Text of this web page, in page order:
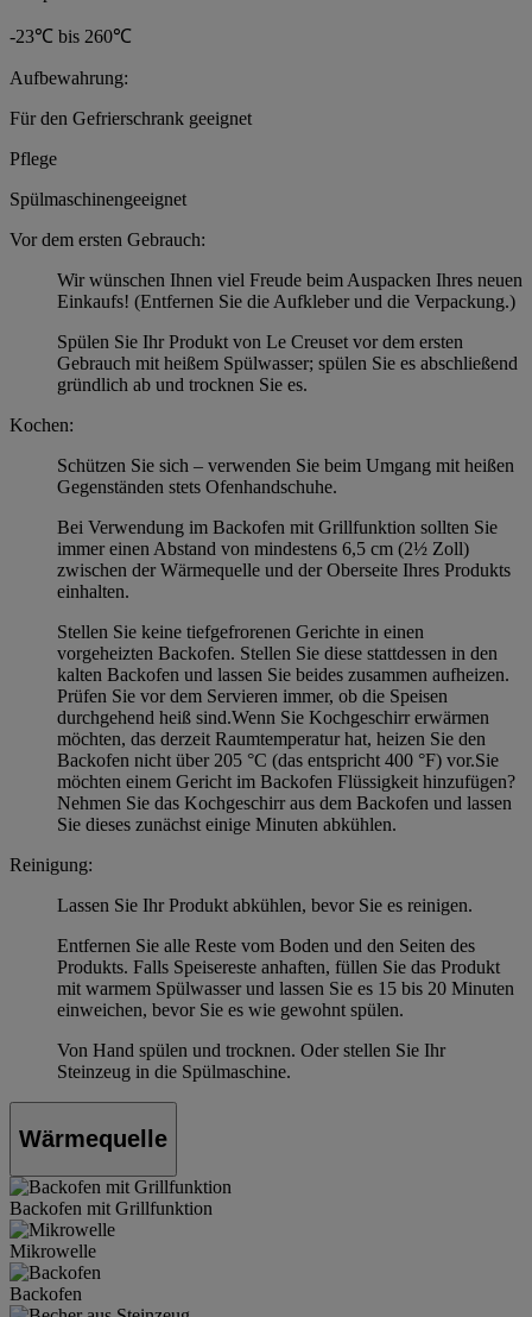
-23℃ bis 260℃
Aufbewahrung:
Für den Gefrierschrank geeignet
Pflege
Spülmaschinengeeignet
Vor dem ersten Gebrauch:
Wir wünschen Ihnen viel Freude beim Auspacken Ihres neuen
Einkaufs! (Entfernen Sie die Aufkleber und die Verpackung.)
Spülen Sie Ihr Produkt von Le Creuset vor dem ersten
Gebrauch mit heißem Spülwasser; spülen Sie es abschließend
gründlich ab und trocknen Sie es.
Kochen:
Schützen Sie sich – verwenden Sie beim Umgang mit heißen
Gegenständen stets Ofenhandschuhe.
Bei Verwendung im Backofen mit Grillfunktion sollten Sie
immer einen Abstand von mindestens 6,5 cm (2½ Zoll)
zwischen der Wärmequelle und der Oberseite Ihres Produkts
einhalten.
Stellen Sie keine tiefgefrorenen Gerichte in einen
vorgeheizten Backofen. Stellen Sie diese stattdessen in den
kalten Backofen und lassen Sie beides zusammen aufheizen.
Prüfen Sie vor dem Servieren immer, ob die Speisen
durchgehend heiß sind.Wenn Sie Kochgeschirr erwärmen
möchten, das derzeit Raumtemperatur hat, heizen Sie den
Backofen nicht über 205 °C (das entspricht 400 °F) vor.Sie
möchten einem Gericht im Backofen Flüssigkeit hinzufügen?
Nehmen Sie das Kochgeschirr aus dem Backofen und lassen
Sie dieses zunächst einige Minuten abkühlen.
Reinigung:
Lassen Sie Ihr Produkt abkühlen, bevor Sie es reinigen.
Entfernen Sie alle Reste vom Boden und den Seiten des
Produkts. Falls Speisereste anhaften, füllen Sie das Produkt
mit warmem Spülwasser und lassen Sie es 15 bis 20 Minuten
einweichen, bevor Sie es wie gewohnt spülen.
Von Hand spülen und trocknen. Oder stellen Sie Ihr
Steinzeug in die Spülmaschine.
Wärmequelle
Backofen mit Grillfunktion
Mikrowelle
Backofen